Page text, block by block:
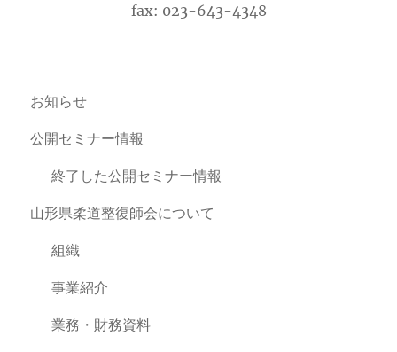
fax: 023-643-4348
お知らせ
公開セミナー情報
終了した公開セミナー情報
山形県柔道整復師会について
組織
事業紹介
業務・財務資料